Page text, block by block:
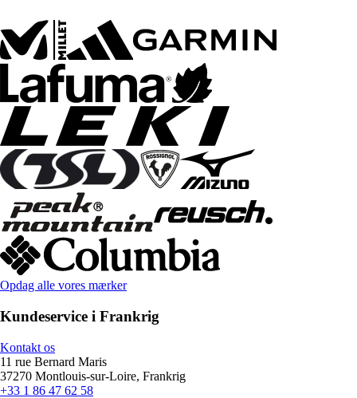
Opdag alle vores mærker
Kundeservice i Frankrig
Kontakt os
11 rue Bernard Maris
37270 Montlouis-sur-Loire, Frankrig
+33 1 86 47 62 58